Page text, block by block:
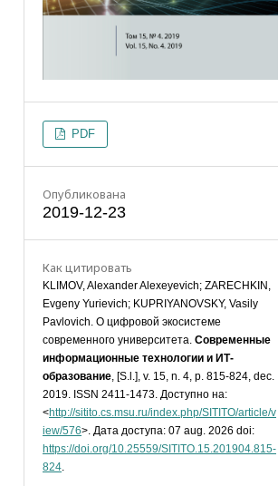
PDF
Опубликована
2019-12-23
Как цитировать
KLIMOV, Alexander Alexeyevich; ZARECHKIN,
Evgeny Yurievich; KUPRIYANOVSKY, Vasily
Pavlovich. О цифровой экосистеме
современного университета. Современные
информационные технологии и ИТ-
образование, [S.l.], v. 15, n. 4, p. 815-824, dec.
2019. ISSN 2411-1473. Доступно на:
<http://sitito.cs.msu.ru/index.php/SITITO/article/v
iew/576>. Дата доступа: 07 aug. 2026 doi:
https://doi.org/10.25559/SITITO.15.201904.815-
824.